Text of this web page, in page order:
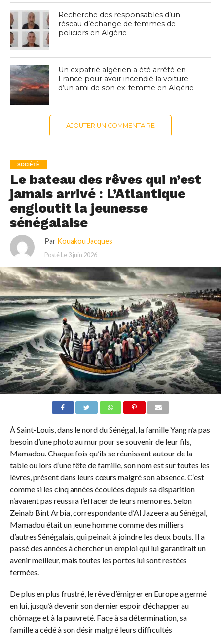
Recherche des responsables d’un
réseau d’échange de femmes de
policiers en Algérie
Un expatrié algérien a été arrêté en
France pour avoir incendié la voiture
d’un ami de son ex-femme en Algérie
AJOUTER UN COMMENTAIRE
SOCIÉTÉ
Le bateau des rêves qui n’est
jamais arrivé : L’Atlantique
engloutit la jeunesse
sénégalaise
Par Kouakou Jacques
Posté Le 3 juin 2026
À Saint-Louis, dans le nord du Sénégal, la famille Yang n’a pas
besoin d’une photo au mur pour se souvenir de leur fils,
Mamadou. Chaque fois qu’ils se réunissent autour de la
table ou lors d’une fête de famille, son nom est sur toutes les
lèvres, présent dans leurs cœurs malgré son absence. C’est
comme si les cinq années écoulées depuis sa disparition
n’avaient pas réussi à l’effacer de leurs mémoires. Selon
Zeinab Bint Arbia, correspondante d’Al Jazeera au Sénégal,
Mamadou était un jeune homme comme des milliers
d’autres Sénégalais, qui peinait à joindre les deux bouts. Il a
passé des années à chercher un emploi qui lui garantirait un
avenir meilleur, mais toutes les portes lui sont restées
fermées.
De plus en plus frustré, le rêve d’émigrer en Europe a germé
en lui, jusqu’à devenir son dernier espoir d’échapper au
chômage et à la pauvreté. Face à sa détermination, sa
famille a cédé à son désir malgré leurs difficultés